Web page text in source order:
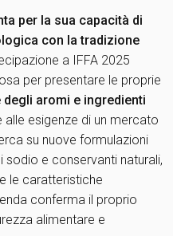
per la sua capacità di
con la tradizione
a IFFA 2025
per presentare le proprie
aromi e ingredienti
alle esigenze di un mercato
su nuove formulazioni
e conservanti naturali,
le caratteristiche
conferma il proprio
alimentare e